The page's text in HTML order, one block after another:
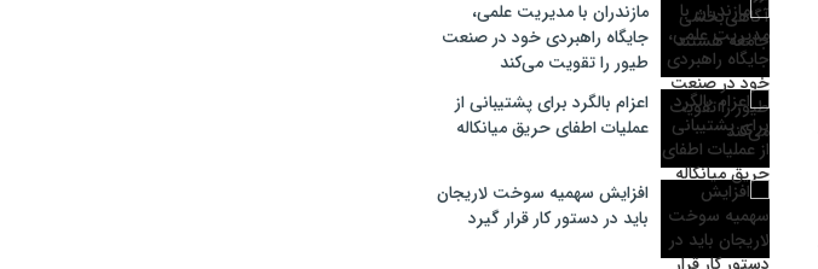
مازندران با مدیریت علمی،
جایگاه راهبردی خود در صنعت
طیور را تقویت می‌کند
اعزام بالگرد برای پشتیبانی از
عملیات اطفای حریق میانکاله
افزایش سهمیه سوخت لاریجان
باید در دستور کار قرار گیرد